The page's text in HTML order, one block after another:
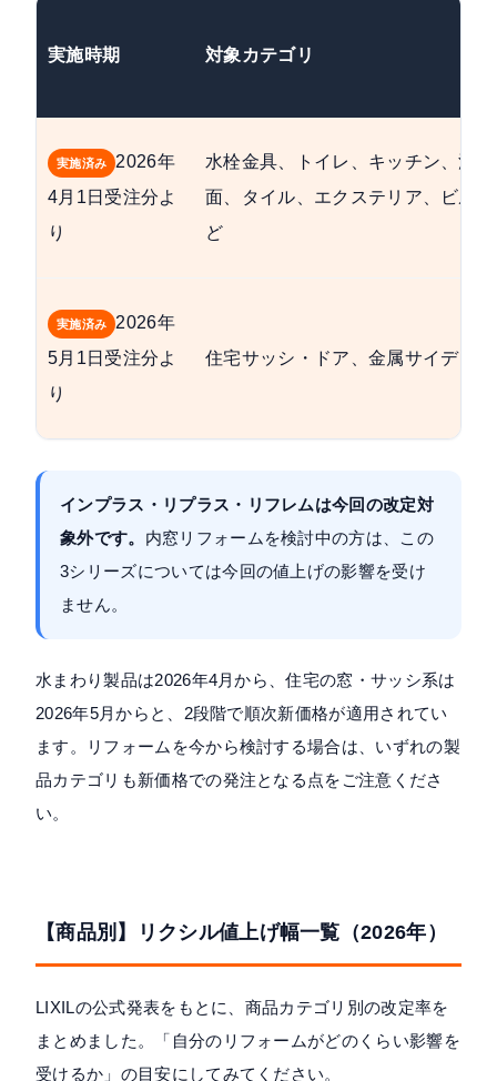
実施時期 対象カテゴリ
実施済み
2026年
4月1日受注分よ
り
水栓金具、トイレ、キッチン、浴
面、タイル、エクステリア、ビル
ど
実施済み
2026年
5月1日受注分よ
り
住宅サッシ・ドア、金属サイディ
インプラス・リプラス・リフレムは今回の改定対
象外です。 内窓リフォームを検討中の方は、この
3シリーズについては今回の値上げの影響を受け
ません。
水まわり製品は2026年4月から、住宅の窓・サッシ系は
2026年5月からと、2段階で順次新価格が適用されてい
ます。リフォームを今から検討する場合は、いずれの製
品カテゴリも新価格での発注となる点をご注意くださ
い。
【商品別】リクシル値上げ幅一覧（2026年）
LIXILの公式発表をもとに、商品カテゴリ別の改定率を
まとめました。「自分のリフォームがどのくらい影響を
受けるか」の目安にしてみてください。